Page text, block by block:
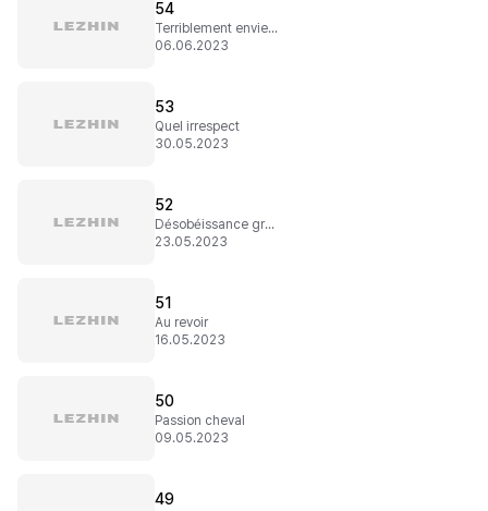
54
Terriblement envie d'elle
06.06.2023
53
Quel irrespect
30.05.2023
52
Désobéissance grave
23.05.2023
51
Au revoir
16.05.2023
50
Passion cheval
09.05.2023
49